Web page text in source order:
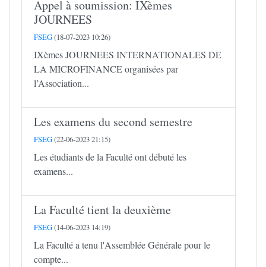
Appel à soumission: IXèmes
JOURNEES
FSEG(18-07-2023 10:26)
IXèmes JOURNEES INTERNATIONALES DE
LA MICROFINANCE organisées par
l’Association...
Les examens du second semestre
FSEG(22-06-2023 21:15)
Les étudiants de la Faculté ont débuté les
examens...
La Faculté tient la deuxième
FSEG(14-06-2023 14:19)
La Faculté a tenu l'Assemblée Générale pour le
compte...